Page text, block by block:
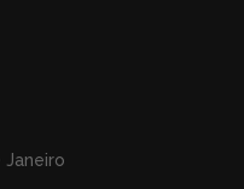
Janeiro